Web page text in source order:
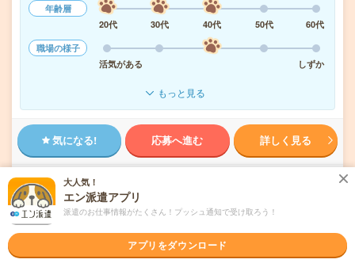
年齢層
20代
30代 40代 50代
60代
職場の様子
活気がある
しずか
もっと見る
気になる! 応募へ進む 詳しく見る
未読 掲載日 2026/07/22
【コツコツ】残業ほぼなし▼車通勤OK＊自転
大人気！
エン派遣アプリ
派遣のお仕事情報がたくさん！プッシュ通知で受け取ろう！
アプリをダウンロード